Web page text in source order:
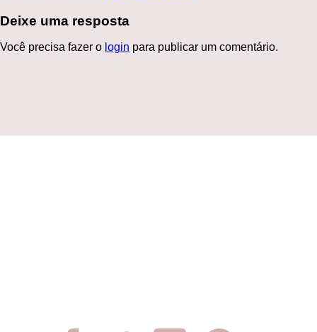
Deixe uma resposta
Você precisa fazer o login para publicar um comentário.